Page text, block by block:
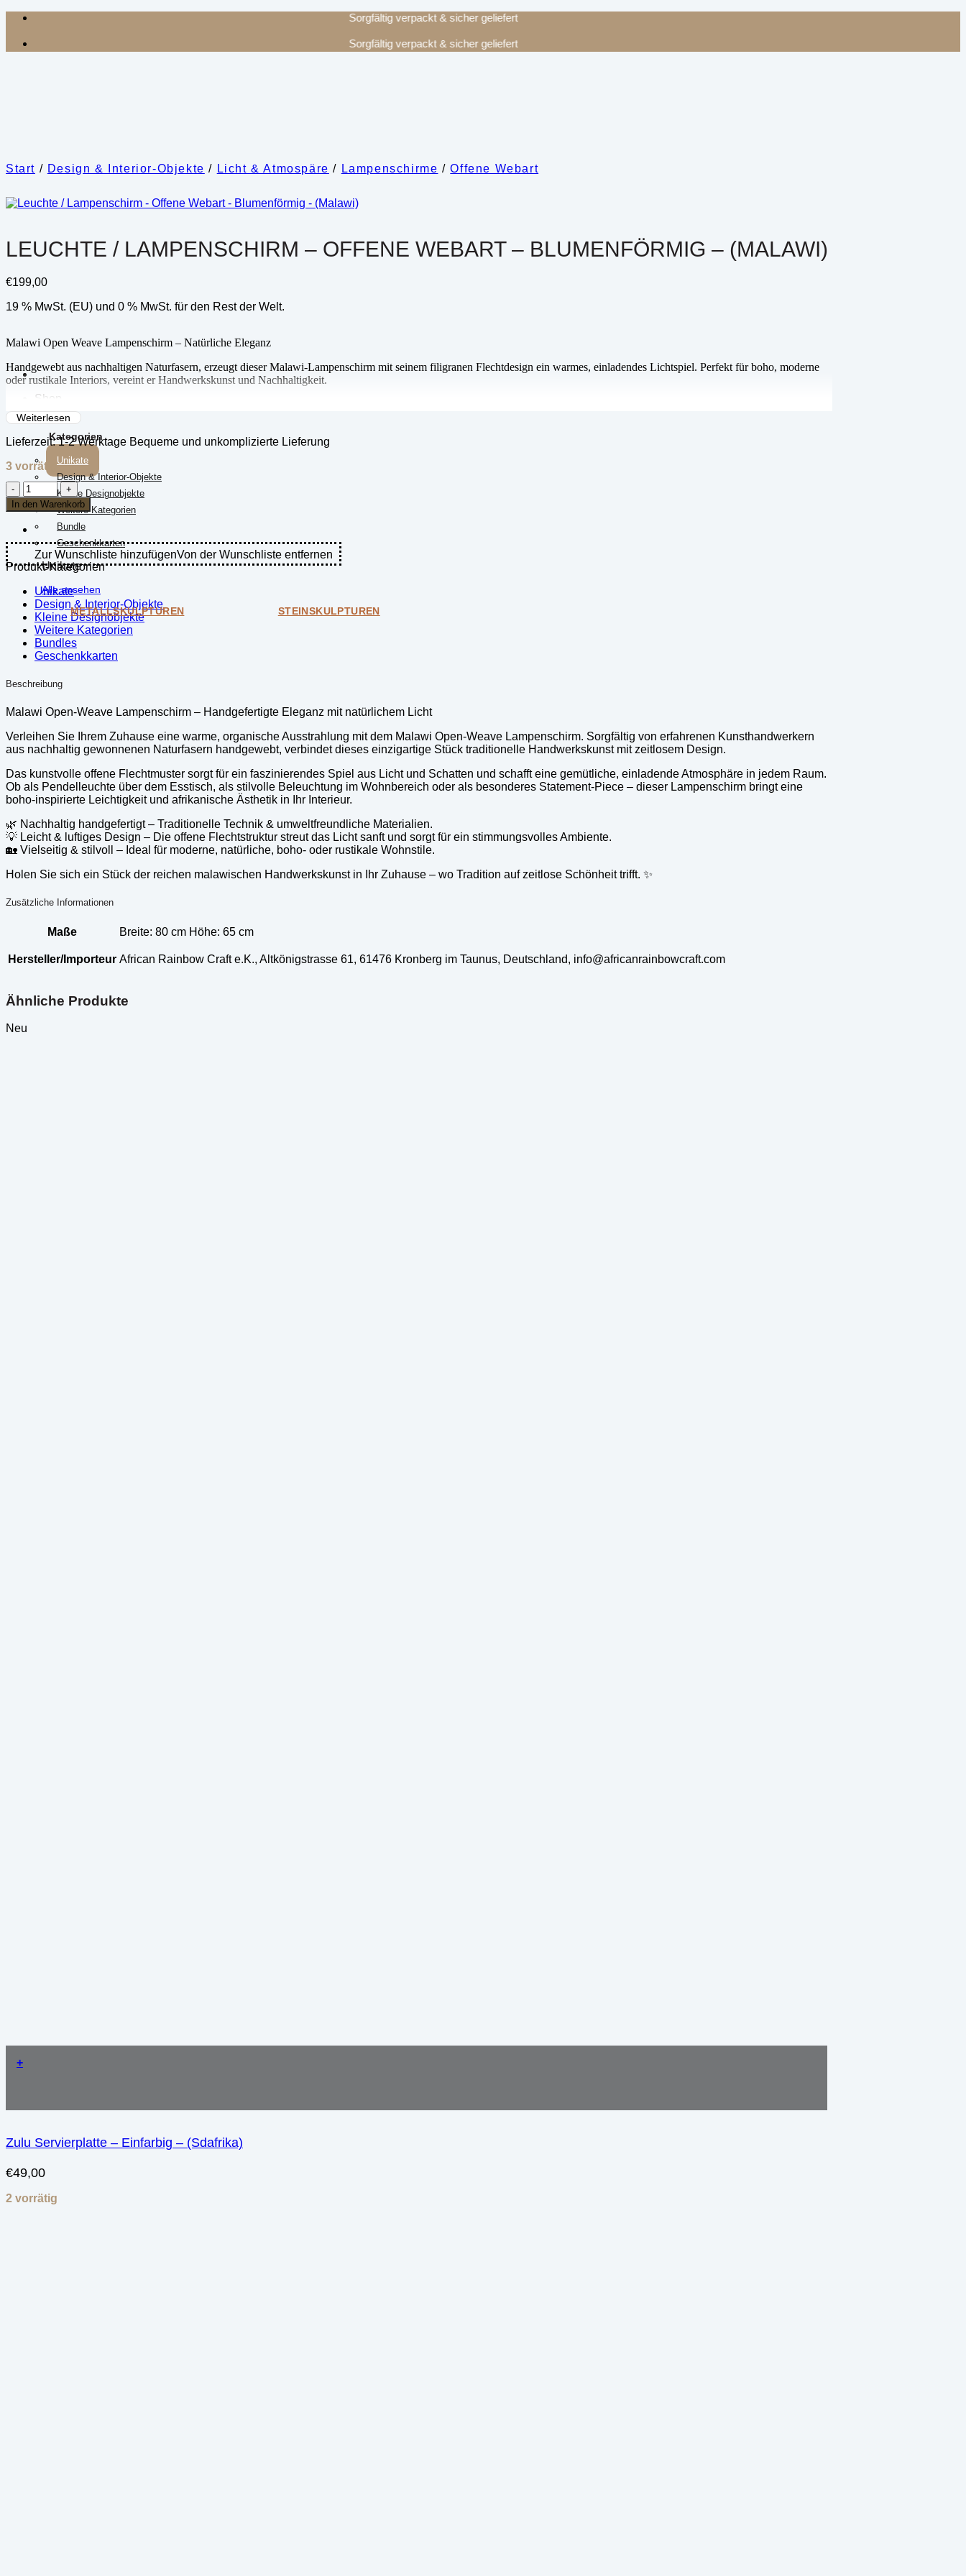
Zum
springen
Sorgfältig verpackt & sicher geliefert
Sorgfältig verpackt & sicher geliefert
Shop
Kategorien
Unikate
Design & Interior-Objekte
Kleine Designobjekte
Weitere Kategorien
Bundle
Geschenkkarten
Unikate
Alle ansehen
METALLSKULPTUREN STEINSKULPTUREN
Start / Design & Interior-Objekte / Licht & Atmospäre / Lampenschirme / Offene Webart
LEUCHTE / LAMPENSCHIRM – OFFENE WEBART – BLUMENFÖRMIG – (MALAWI)
€199,00
19 % MwSt. (EU) und 0 % MwSt. für den Rest der Welt.
Malawi Open Weave Lampenschirm – Natürliche Eleganz
Handgewebt aus nachhaltigen Naturfasern, erzeugt dieser Malawi-Lampenschirm mit seinem filigranen Flechtdesign ein warmes, einladendes Lichtspiel. Perfekt für boho, moderne
oder rustikale Interiors, vereint er Handwerkskunst und Nachhaltigkeit.
💡 Leichtes & Luftiges Design
🏡 Vielseitig & Stilvoll
Bringen Sie afrikanische Kunst in Ihr Zuhause mit diesem zeitlosen Stück.
Weiterlesen
Lieferzeit:1-2 Werktage Bequeme und unkomplizierte Lieferung
3 vorrätig
Leuchte
/
Lampenschirm
-
Offene
Webart
-
-
(Malawi)
Menge
In den Warenkorb
Zur Wunschliste hinzufügenVon der Wunschliste entfernen
Produkt-Kategorien
Unikate
Design & Interior-Objekte
Kleine Designobjekte
Weitere Kategorien
Bundles
Geschenkkarten
Beschreibung
Malawi Open-Weave Lampenschirm – Handgefertigte Eleganz mit natürlichem Licht
Verleihen Sie Ihrem Zuhause eine warme, organische Ausstrahlung mit dem Malawi Open-Weave Lampenschirm. Sorgfältig von erfahrenen Kunsthandwerkern
aus nachhaltig gewonnenen Naturfasern handgewebt, verbindet dieses einzigartige Stück traditionelle Handwerkskunst mit zeitlosem Design.
Das kunstvolle offene Flechtmuster sorgt für ein faszinierendes Spiel aus Licht und Schatten und schafft eine gemütliche, einladende Atmosphäre in jedem Raum.
Ob als Pendelleuchte über dem Esstisch, als stilvolle Beleuchtung im Wohnbereich oder als besonderes Statement-Piece – dieser Lampenschirm bringt eine
boho-inspirierte Leichtigkeit und afrikanische Ästhetik in Ihr Interieur.
🌿 Nachhaltig handgefertigt – Traditionelle Technik & umweltfreundliche Materialien.
💡 Leicht & luftiges Design – Die offene Flechtstruktur streut das Licht sanft und sorgt für ein stimmungsvolles Ambiente.
🏡 Vielseitig & stilvoll – Ideal für moderne, natürliche, boho- oder rustikale Wohnstile.
Holen Sie sich ein Stück der reichen malawischen Handwerkskunst in Ihr Zuhause – wo Tradition auf zeitlose Schönheit trifft. ✨
Zusätzliche Informationen
Maße Breite: 80 cm Höhe: 65 cm
Hersteller/Importeur African Rainbow Craft e.K., Altkönigstrasse 61, 61476 Kronberg im Taunus, Deutschland, info@africanrainbowcraft.com
Ähnliche Produkte
Neu
+
Zulu Servierplatte – Einfarbig – (Sdafrika)
€49,00
2 vorrätig